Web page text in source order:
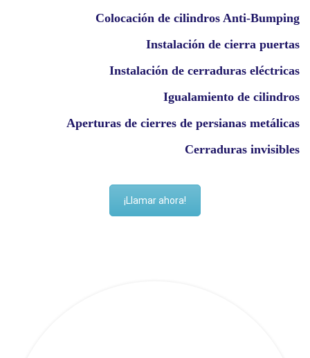
Colocación de cilindros Anti-Bumping
Instalación de cierra puertas
Instalación de cerraduras eléctricas
Igualamiento de cilindros
Aperturas de cierres de persianas metálicas
Cerraduras invisibles
¡Llamar ahora!